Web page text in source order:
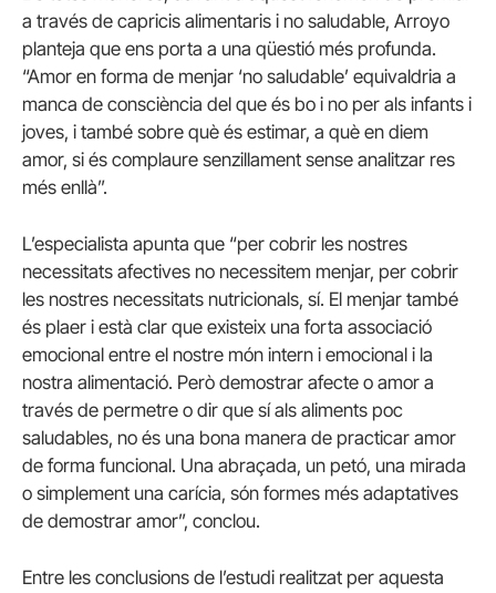
a través de capricis alimentaris i no saludable, Arroyo
planteja que ens porta a una qüestió més profunda.
“Amor en forma de menjar ‘no saludable’ equivaldria a
manca de consciència del que és bo i no per als infants i
joves, i també sobre què és estimar, a què en diem
amor, si és complaure senzillament sense analitzar res
més enllà”.
L’especialista apunta que “per cobrir les nostres
necessitats afectives no necessitem menjar, per cobrir
les nostres necessitats nutricionals, sí. El menjar també
és plaer i està clar que existeix una forta associació
emocional entre el nostre món intern i emocional i la
nostra alimentació. Però demostrar afecte o amor a
través de permetre o dir que sí als aliments poc
saludables, no és una bona manera de practicar amor
de forma funcional. Una abraçada, un petó, una mirada
o simplement una carícia, són formes més adaptatives
de demostrar amor”, conclou.
Entre les conclusions de l’estudi realitzat per aquesta